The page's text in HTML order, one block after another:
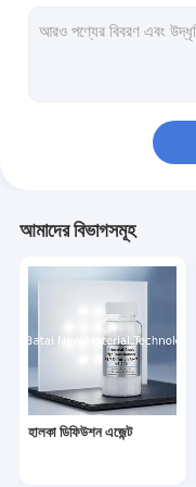
উদ্বায়ী সিলিকন
সিলিকন ইমালসন
সিলিকন মিশ্রণ
ফিনাইল মিথাইল সিলিকন তেল
আমাদের বিভাগসমূহ
হালকা ডিফিউশন এজেন্ট